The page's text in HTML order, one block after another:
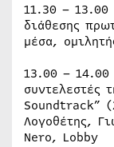
11.30 –
διάθεσης
μέσα,
13.00 – 14.00
συντελεστές
Soundtrack”
Λογοθέτης,
Nero, Lobby